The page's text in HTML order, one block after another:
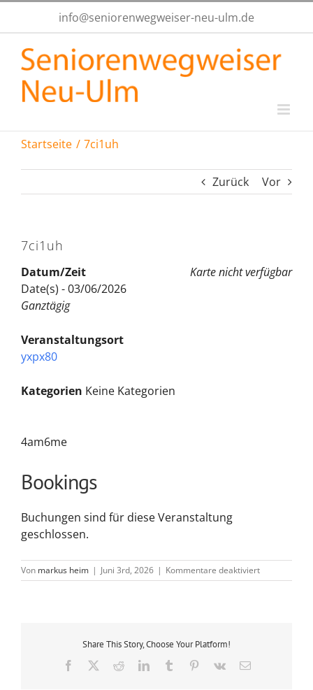
info@seniorenwegweiser-neu-ulm.de
Startseite 7ci1uh
Zurück Vor
7ci1uh
Karte nicht verfügbar
Datum/Zeit
Date(s) - 03/06/2026
Ganztägig
Veranstaltungsort
yxpx80
Kategorien Keine Kategorien
4am6me
Bookings
Buchungen sind für diese Veranstaltung
geschlossen.
Von markus heim | Juni 3rd, 2026 | Kommentare deaktiviertfür
7ci1uh
Share This Story, Choose Your Platform!
Facebook RedditLinkedInTumblr Pinterest
Vk
E-